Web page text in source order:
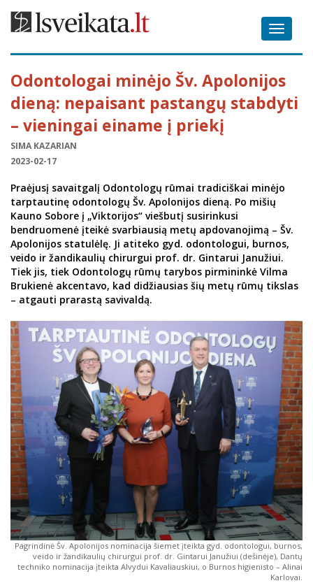
Toggle
Odontologai minėjo Šv. Apolonijos
dieną: nepaisant pastangų stabdyti
– vieningai einame į priekį
SIMA KAZARIAN
2023-02-17
Praėjusį savaitgalį Odontologų rūmai tradiciškai minėjo
tarptautinę odontologų Šv. Apolonijos dieną. Po mišių
Kauno Sobore į „Viktorijos“ viešbutį susirinkusi
bendruomenė įteikė svarbiausią metų apdovanojimą – Šv.
Apolonijos statulėlę. Ji atiteko gyd. odontologui, burnos,
veido ir žandikaulių chirurgui prof. dr. Gintarui Janužiui.
Tiek jis, tiek Odontologų rūmų tarybos pirmininkė Vilma
Brukienė akcentavo, kad didžiausias šių metų rūmų tikslas
– atgauti prarastą savivaldą.
Pagrindinė Šv. Apolonijos nominacija šiemet įteikta gyd. odontologui, burnos,
veido ir žandikaulių chirurgui prof. dr. Gintarui Janužiui (dešinėje), Dantų
techniko nominacija įteikta Alvydui Kavaliauskiui, o Burnos higienisto – Alinai
Karlovai.